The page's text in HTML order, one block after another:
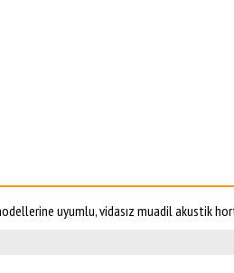
uyumlu, vidasız muadil akustik